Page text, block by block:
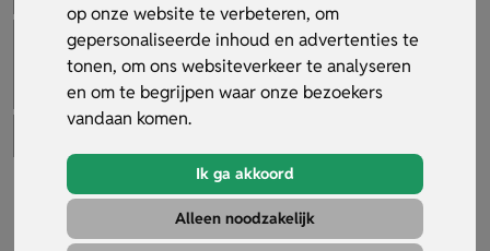
op onze website te verbeteren, om
gepersonaliseerde inhoud en advertenties te
tonen, om ons websiteverkeer te analyseren
en om te begrijpen waar onze bezoekers
vandaan komen.
Ik ga akkoord
Alleen noodzakelijk
Premium Zonnebril
Artikelnummer:26094